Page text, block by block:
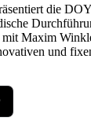
die
Maxim
und